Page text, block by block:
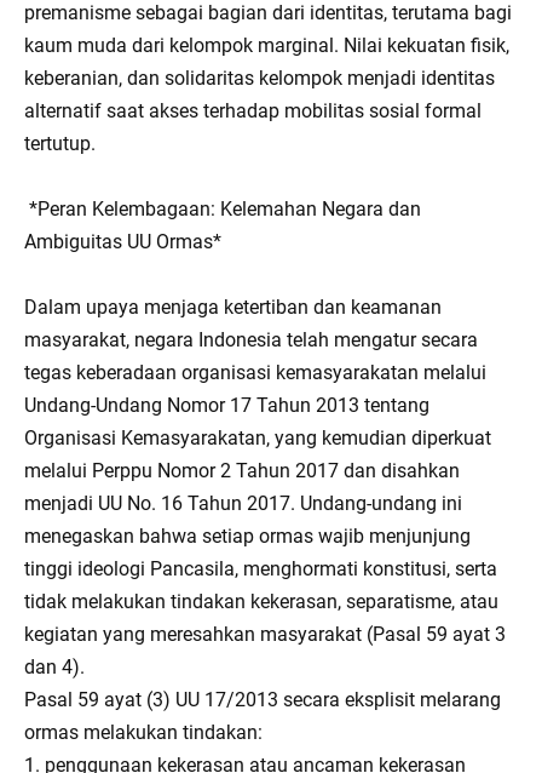
premanisme sebagai bagian dari identitas, terutama bagi
kaum muda dari kelompok marginal. Nilai kekuatan fisik,
keberanian, dan solidaritas kelompok menjadi identitas
alternatif saat akses terhadap mobilitas sosial formal
tertutup.
*Peran Kelembagaan: Kelemahan Negara dan
Ambiguitas UU Ormas*
Dalam upaya menjaga ketertiban dan keamanan
masyarakat, negara Indonesia telah mengatur secara
tegas keberadaan organisasi kemasyarakatan melalui
Undang-Undang Nomor 17 Tahun 2013 tentang
Organisasi Kemasyarakatan, yang kemudian diperkuat
melalui Perppu Nomor 2 Tahun 2017 dan disahkan
menjadi UU No. 16 Tahun 2017. Undang-undang ini
menegaskan bahwa setiap ormas wajib menjunjung
tinggi ideologi Pancasila, menghormati konstitusi, serta
tidak melakukan tindakan kekerasan, separatisme, atau
kegiatan yang meresahkan masyarakat (Pasal 59 ayat 3
dan 4).
Pasal 59 ayat (3) UU 17/2013 secara eksplisit melarang
ormas melakukan tindakan:
1. penggunaan kekerasan atau ancaman kekerasan